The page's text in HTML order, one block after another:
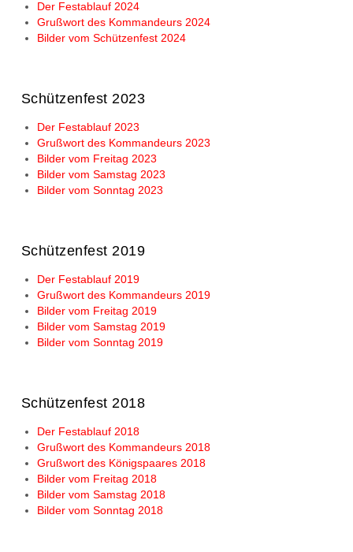
Der Festablauf 2024
Grußwort des Kommandeurs 2024
Bilder vom Schützenfest 2024
Schützenfest 2023
Der Festablauf 2023
Grußwort des Kommandeurs 2023
Bilder vom Freitag 2023
Bilder vom Samstag 2023
Bilder vom Sonntag 2023
Schützenfest 2019
Der Festablauf 2019
Grußwort des Kommandeurs 2019
Bilder vom Freitag 2019
Bilder vom Samstag 2019
Bilder vom Sonntag 2019
Schützenfest 2018
Der Festablauf 2018
Grußwort des Kommandeurs 2018
Grußwort des Königspaares 2018
Bilder vom Freitag 2018
Bilder vom Samstag 2018
Bilder vom Sonntag 2018